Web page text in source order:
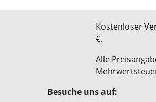
Kostenloser
€.
Alle
Besuche uns auf: